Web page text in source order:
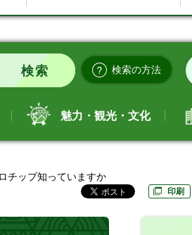
検索の方法
魅力・観光・文化
チップ知っていますか
印刷